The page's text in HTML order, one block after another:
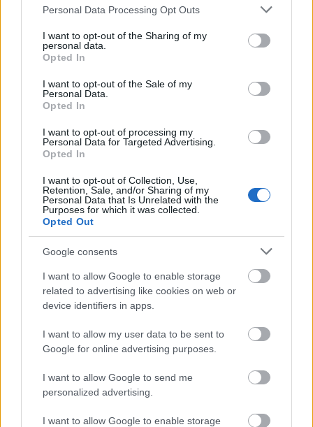
Please note that this website/app uses one or more Google
not limited to your visit or usage behaviour. You may click to
grant or deny consent to Google and its third-party tags to
use your data for below specified purposes in below Google
consent section.
Personal Data Processing Opt Outs
I want to opt-out of the Sharing of my
personal data.
Opted In
I want to opt-out of the Sale of my
Personal Data.
Opted In
I want to opt-out of processing my
Personal Data for Targeted Advertising.
Opted In
I want to opt-out of Collection, Use,
Retention, Sale, and/or Sharing of my
Personal Data that Is Unrelated with the
Purposes for which it was collected.
Opted Out
Google consents
I want to allow Google to enable storage
related to advertising like cookies on web or
device identifiers in apps.
I want to allow my user data to be sent to
Google for online advertising purposes.
I want to allow Google to send me
personalized advertising.
I want to allow Google to enable storage
keverék a kutyus, így a fajták jellemzőit, esetleges
betegségre való hajlamát is nyomon tudod követni.
Pénzügyek
Bármennyire is kegyetlenül hangzik, ha nem vagy jó
anyagi helyzetben, ne fogadj örökbe kutyát. Mielőtt
megtennéd, mindenképp érdeklődd meg, milyen
költségekkel jár a minőségi élelem beszerzése, a
játékok, az orvosi vizsgálatok, oltások, a kutya
fekhely, és számos egyéb fontos dolog biztosítása.
Az örökbefogadás menete
Ha minden körülmény adott, és teljesen biztos vagy
benne, hogy örökbe szeretnél fogadni egy kutyát, ne
tántorítson el, hogy talán elsőre nem sikerül. Lehet,
hogy több menhelyet meg kell látogatnod. Ha pedig
megtaláltad az igazit, egy kis papírmunkával is jár az
hogy eldöntsék, alkalmas vagy-e örökbefogadónak.
De ez természetes folyamat, az állatok védelmében
történik, ne ijedj meg tőle.